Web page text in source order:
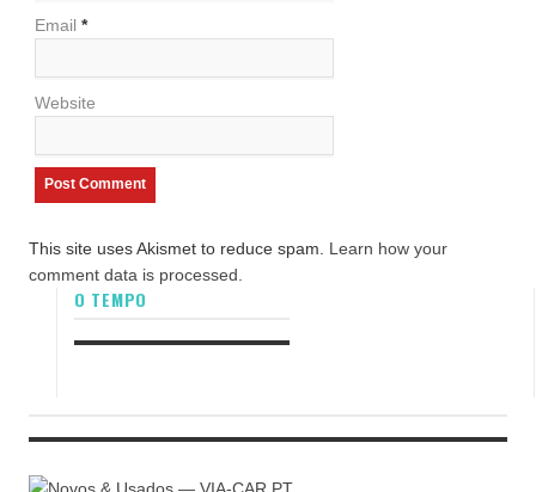
Email *
Website
This site uses Akismet to reduce spam. Learn how your
comment data is processed.
O TEMPO